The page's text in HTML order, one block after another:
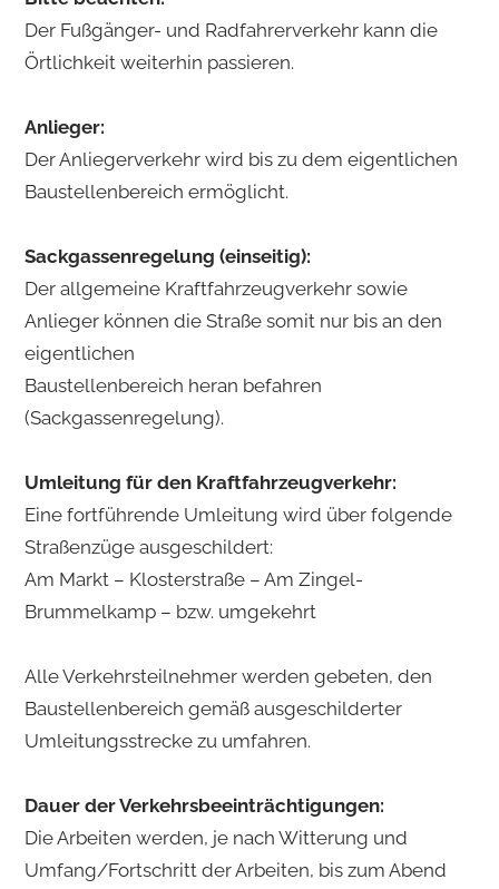
Der Fußgänger- und Radfahrerverkehr kann die
Örtlichkeit weiterhin passieren.
Anlieger:
Der Anliegerverkehr wird bis zu dem eigentlichen
Baustellenbereich ermöglicht.
Sackgassenregelung (einseitig):
Der allgemeine Kraftfahrzeugverkehr sowie
Anlieger können die Straße somit nur bis an den
eigentlichen
Baustellenbereich heran befahren
(Sackgassenregelung).
Umleitung für den Kraftfahrzeugverkehr:
Eine fortführende Umleitung wird über folgende
Straßenzüge ausgeschildert:
Am Markt – Klosterstraße – Am Zingel-
Brummelkamp – bzw. umgekehrt
Alle Verkehrsteilnehmer werden gebeten, den
Baustellenbereich gemäß ausgeschilderter
Umleitungsstrecke zu umfahren.
Dauer der Verkehrsbeeinträchtigungen:
Die Arbeiten werden, je nach Witterung und
Umfang/Fortschritt der Arbeiten, bis zum Abend